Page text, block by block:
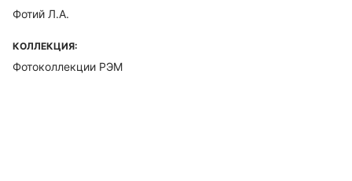
Фотий Л.А.
КОЛЛЕКЦИЯ:
Фотоколлекции РЭМ